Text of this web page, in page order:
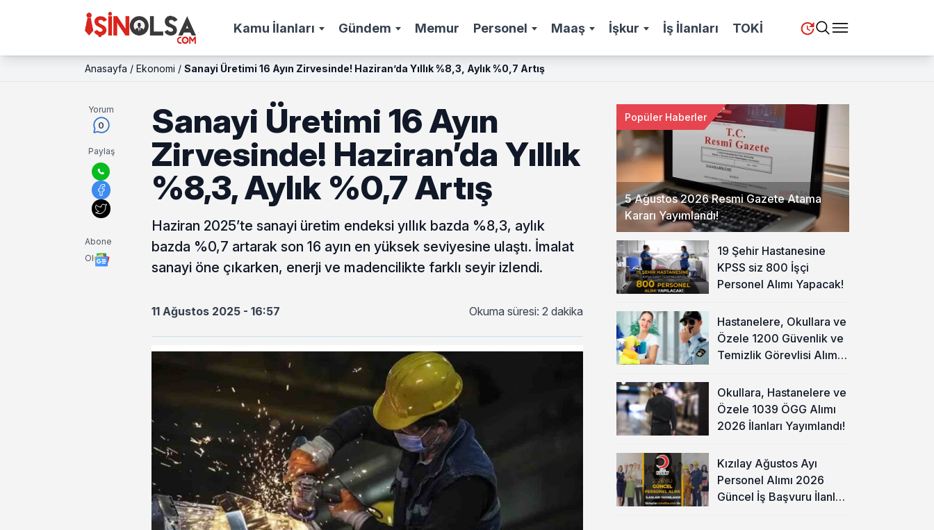
Kamu İlanları Gündem Memur Personel Maaş İşkur İş İlanları TOKİ
Anasayfa / Ekonomi / Sanayi Üretimi 16 Ayın Zirvesinde! Haziran’da Yıllık %8,3, Aylık %0,7 Artış
Yorum
0
Paylaş
Abone
Ol
Sanayi Üretimi 16 Ayın
Zirvesinde! Haziran’da Yıllık
%8,3, Aylık %0,7 Artış
Haziran 2025’te sanayi üretim endeksi yıllık bazda %8,3, aylık
bazda %0,7 artarak son 16 ayın en yüksek seviyesine ulaştı. İmalat
sanayi öne çıkarken, enerji ve madencilikte farklı seyir izlendi.
11 Ağustos 2025 - 16:57 Okuma süresi: 2 dakika
5 Ağustos 2026 Resmi Gazete Atama
Kararı Yayımlandı!
Popüler Haberler
19 Şehir Hastanesine
KPSS siz 800 İşçi
Personel Alımı Yapacak!
Hastanelere, Okullara ve
Özele 1200 Güvenlik ve
Temizlik Görevlisi Alımı
Okullara, Hastanelere ve
Özele 1039 ÖGG Alımı
2026 İlanları Yayımlandı!
Kızılay Ağustos Ayı
Personel Alımı 2026
Güncel İş Başvuru İlanları